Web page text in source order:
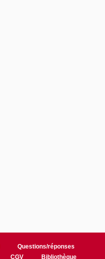
Questions/réponses
CGV Bibliothèque